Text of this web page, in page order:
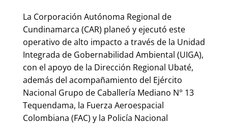
La Corporación Autónoma Regional de
Cundinamarca (CAR) planeó y ejecutó este
operativo de alto impacto a través de la Unidad
Integrada de Gobernabilidad Ambiental (UIGA),
con el apoyo de la Dirección Regional Ubaté,
además del acompañamiento del Ejército
Nacional Grupo de Caballería Mediano N° 13
Tequendama, la Fuerza Aeroespacial
Colombiana (FAC) y la Policía Nacional